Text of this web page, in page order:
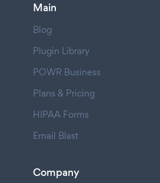
Main
Blog
Plugin Library
POWR Business
Plans & Pricing
HIPAA Forms
Email Blast
Company